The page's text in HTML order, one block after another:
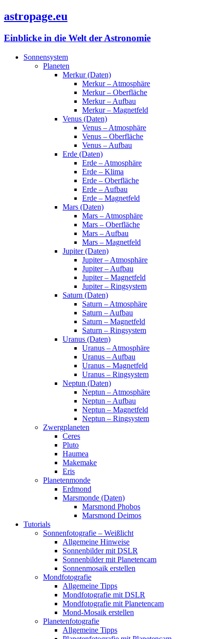
astropage.eu
Einblicke in die Welt der Astronomie
Sonnensystem
Planeten
Merkur (Daten)
Merkur – Atmosphäre
Merkur – Oberfläche
Merkur – Aufbau
Merkur – Magnetfeld
Venus (Daten)
Venus – Atmosphäre
Venus – Oberfläche
Venus – Aufbau
Erde (Daten)
Erde – Atmosphäre
Erde – Klima
Erde – Oberfläche
Erde – Aufbau
Erde – Magnetfeld
Mars (Daten)
Mars – Atmosphäre
Mars – Oberfläche
Mars – Aufbau
Mars – Magnetfeld
Jupiter (Daten)
Jupiter – Atmosphäre
Jupiter – Aufbau
Jupiter – Magnetfeld
Jupiter – Ringsystem
Saturn (Daten)
Saturn – Atmosphäre
Saturn – Aufbau
Saturn – Magnetfeld
Saturn – Ringsystem
Uranus (Daten)
Uranus – Atmosphäre
Uranus – Aufbau
Uranus – Magnetfeld
Uranus – Ringsystem
Neptun (Daten)
Neptun – Atmosphäre
Neptun – Aufbau
Neptun – Magnetfeld
Neptun – Ringsystem
Zwergplaneten
Ceres
Pluto
Haumea
Makemake
Eris
Planetenmonde
Erdmond
Marsmonde (Daten)
Marsmond Phobos
Marsmond Deimos
Tutorials
Sonnenfotografie – Weißlicht
Allgemeine Hinweise
Sonnenbilder mit DSLR
Sonnenbilder mit Planetencam
Sonnenmosaik erstellen
Mondfotografie
Allgemeine Tipps
Mondfotografie mit DSLR
Mondfotografie mit Planetencam
Mond-Mosaik erstellen
Planetenfotografie
Allgemeine Tipps